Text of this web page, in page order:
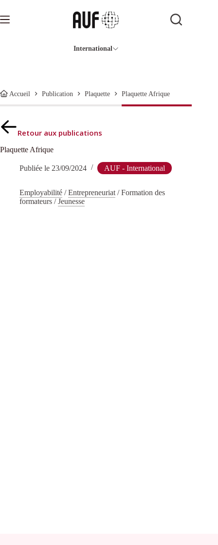
contenu
International
Accueil Publication Plaquette Plaquette Afrique
Retour aux publications
Plaquette Afrique
Publiée le 23/09/2024 AUF - International
Employabilité /Entrepreneuriat /Formation des
formateurs /Jeunesse